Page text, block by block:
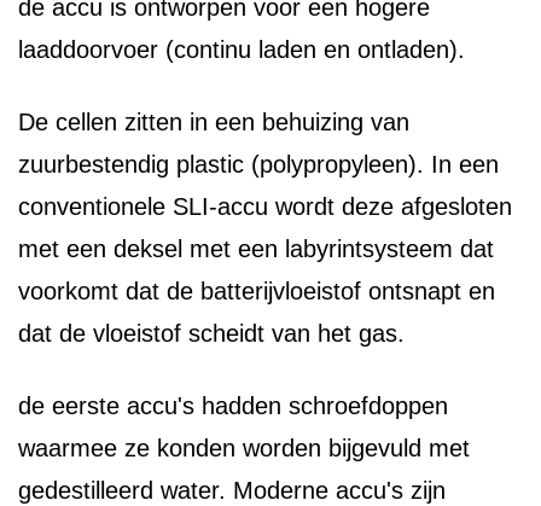
de accu is ontworpen voor een hogere
laaddoorvoer (continu laden en ontladen).
De cellen zitten in een behuizing van
zuurbestendig plastic (polypropyleen). In een
conventionele SLI-accu wordt deze afgesloten
met een deksel met een labyrintsysteem dat
voorkomt dat de batterijvloeistof ontsnapt en
dat de vloeistof scheidt van het gas.
de eerste accu's hadden schroefdoppen
waarmee ze konden worden bijgevuld met
gedestilleerd water. Moderne accu's zijn